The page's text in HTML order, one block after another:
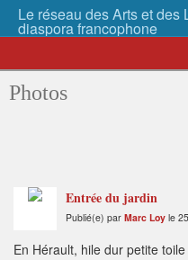
Photos
Entrée du jardin
Publié(e) par Marc Loy le
En Hérault, hile dur petite toile